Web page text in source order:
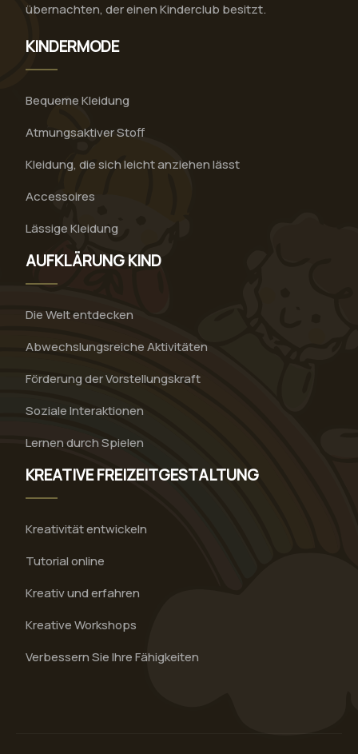
übernachten, der einen Kinderclub besitzt.
KINDERMODE
Bequeme Kleidung
Atmungsaktiver Stoff
Kleidung, die sich leicht anziehen lässt
Accessoires
Lässige Kleidung
AUFKLÄRUNG KIND
Die Welt entdecken
Abwechslungsreiche Aktivitäten
Förderung der Vorstellungskraft
Soziale Interaktionen
Lernen durch Spielen
KREATIVE FREIZEITGESTALTUNG
Kreativität entwickeln
Tutorial online
Kreativ und erfahren
Kreative Workshops
Verbessern Sie Ihre Fähigkeiten